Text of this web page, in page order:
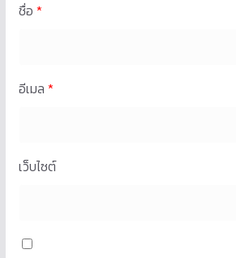
ชื่อ *
อีเมล *
เว็บไซต์